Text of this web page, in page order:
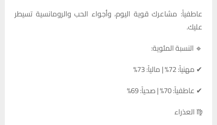
عاطفياً: مشاعرك قوية اليوم، وأجواء الحب والرومانسية تسيطر
عليك.
🔹 النسبة المئوية:
✔ مهنياً: 72% | مالياً: 73%
✔ عاطفياً: 70% | صحياً: 69%
♍ العذراء